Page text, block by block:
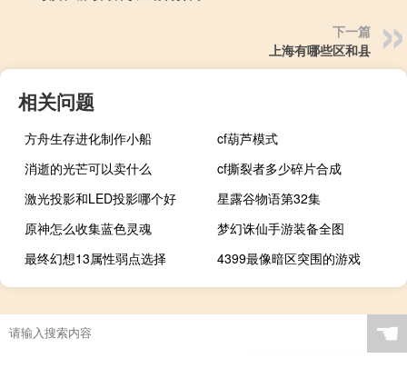
下一篇
上海有哪些区和县
相关问题
方舟生存进化制作小船
cf葫芦模式
消逝的光芒可以卖什么
cf撕裂者多少碎片合成
激光投影和LED投影哪个好
星露谷物语第32集
原神怎么收集蓝色灵魂
梦幻诛仙手游装备全图
最终幻想13属性弱点选择
4399最像暗区突围的游戏
☚